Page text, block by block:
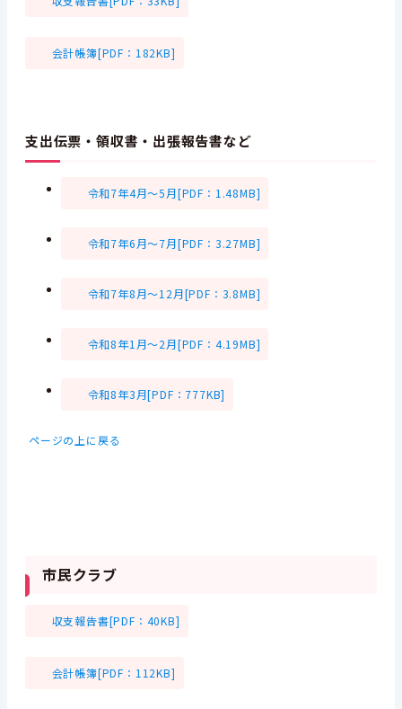
会計帳簿[PDF：182KB]
支出伝票・領収書・出張報告書など
令和7年4月～5月[PDF：1.48MB]
令和7年6月～7月[PDF：3.27MB]
令和7年8月～12月[PDF：3.8MB]
令和8年1月～2月[PDF：4.19MB]
令和8年3月[PDF：777KB]
ページの上に戻る
市民クラブ
収支報告書[PDF：40KB]
会計帳簿[PDF：112KB]